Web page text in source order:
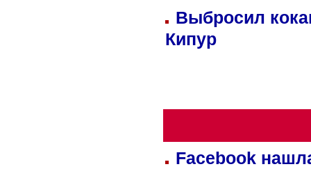
Выбросил
Кипур
Facebook